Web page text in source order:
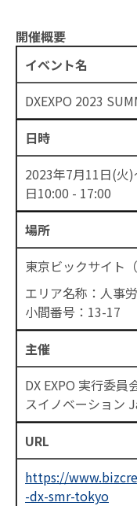
開催概要
イベント名
DXEXPO 2023
日時
2023年7月11日(
日10:00 - 17:00
場所
東京ビックサイト
エリア名称：人事
小間番号：13-17
主催
DX EXPO 実行委員
スイノベーション
URL
https://
-dx-smr-tokyo